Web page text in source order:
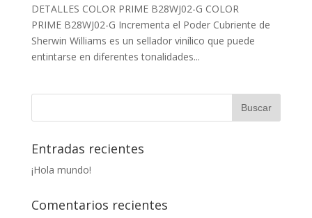
DETALLES COLOR PRIME B28WJ02-G COLOR
PRIME B28WJ02-G Incrementa el Poder Cubriente de
Sherwin Williams es un sellador vinílico que puede
entintarse en diferentes tonalidades...
Entradas recientes
¡Hola mundo!
Comentarios recientes